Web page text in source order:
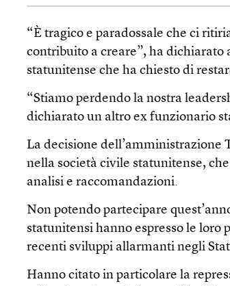
“È tragico e paradossale che ci
contribuito a creare”, ha dichiarato
statunitense che ha chiesto di
“Stiamo perdendo la nostra
dichiarato un altro ex funzionario
La decisione dell’amministrazione
nella società civile statunitense,
analisi e raccomandazioni.
Non potendo partecipare
statunitensi hanno espresso le loro
recenti sviluppi allarmanti negli
Hanno citato in particolare la